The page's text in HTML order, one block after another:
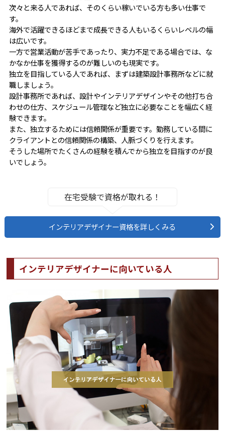
次々と来る人であれば、そのくらい稼いでいる方も多い仕事で
す。
海外で活躍できるほどまで成長できる人もいるくらいレベルの幅
は広いです。
一方で営業活動が苦手であったり、実力不足である場合では、な
かなか仕事を獲得するのが難しいのも現実です。
独立を目指している人であれば、まずは建築設計事務所などに就
職しましょう。
設計事務所であれば、設計やインテリアデザインやその他打ち合
わせの仕方、スケジュール管理など独立に必要なことを幅広く経
験できます。
また、独立するためには信頼関係が重要です。勤務している間に
クライアントとの信頼関係の構築、人脈づくりを行えます。
そうした場所でたくさんの経験を積んでから独立を目指すのが良
いでしょう。
在宅受験で資格が取れる！
インテリアデザイナー資格を詳しくみる
インテリアデザイナーに向いている人